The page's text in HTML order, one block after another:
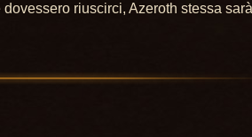
riuscirci, Azeroth stessa